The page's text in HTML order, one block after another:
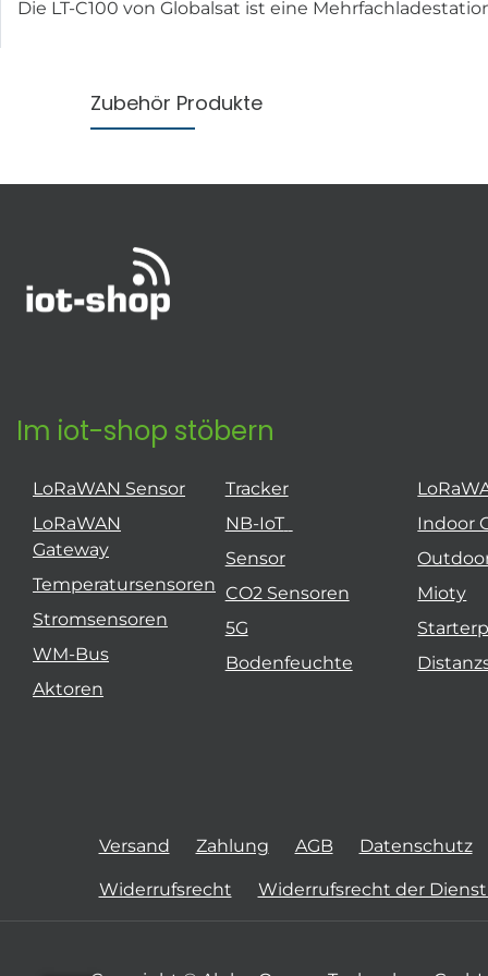
Die LT-C100 von Globalsat ist eine
Zubehör Produkte
Im iot-shop stöbern
LoRaWAN Sensor
LoRaWAN
Gateway
Temperatursensoren
Stromsensoren
WM-Bus
Aktoren
Tracker
NB-IoT
Sensor
CO2 Sensoren
5G
Bodenfeuchte
Indoor
Mioty
Versand Zahlung AGB Datenschutz
Widerrufsrecht Widerrufsrecht der